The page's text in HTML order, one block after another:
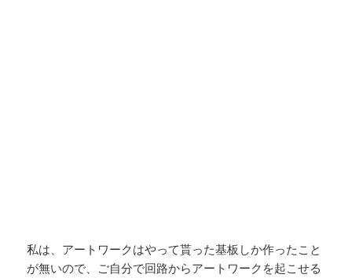
私は、アートワークはやって貰った基板しか作ったこと
が無いので、ご自分で回路からアートワークを起こせる